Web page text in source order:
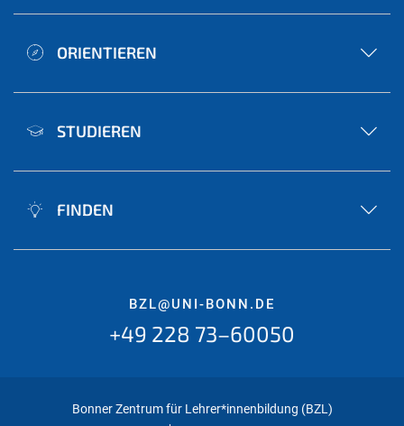
ORIENTIEREN
STUDIEREN
FINDEN
BZL@UNI-BONN.DE
+49 228 73–60050
Bonner Zentrum für Lehrer*innenbildung (BZL)